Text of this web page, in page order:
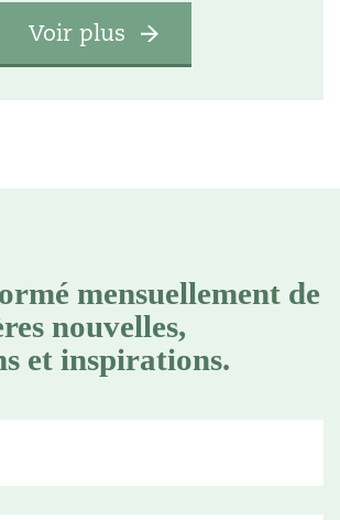
Voir plus
mensuellement de
nouvelles,
et inspirations.